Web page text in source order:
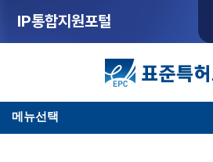
IP통합지원포털
메뉴선택